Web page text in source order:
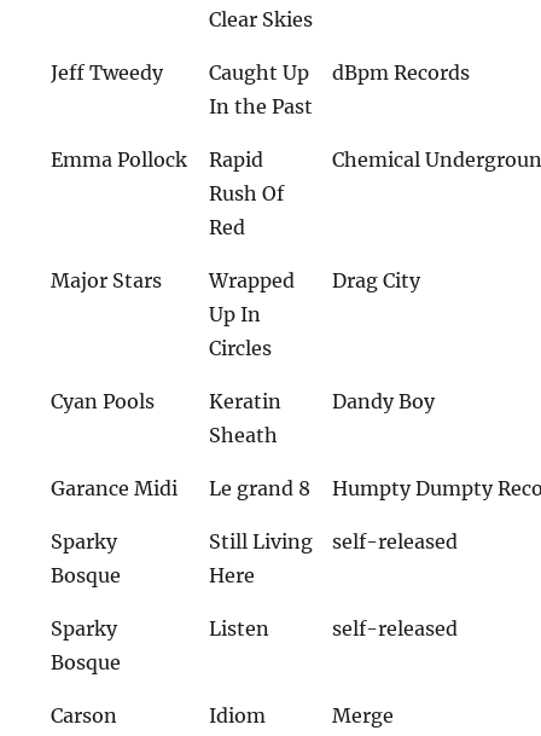
Clear Skies
Jeff Tweedy
Caught Up
In the Past
dBpm Records
Emma Pollock
Rapid
Rush Of
Red
Chemical
Major Stars
Wrapped
Up In
Circles
Drag City
Cyan Pools
Keratin
Sheath
Dandy Boy
Garance Midi Le grand 8 Humpty Dumpty
Sparky
Bosque
Still Living
Here
self-released
Sparky
Bosque
Listen self-released
Carson
Idiom Merge